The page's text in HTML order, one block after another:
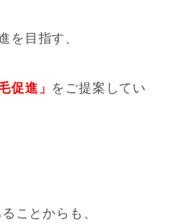
を目指す、
促進」 をご提案してい
ことからも、